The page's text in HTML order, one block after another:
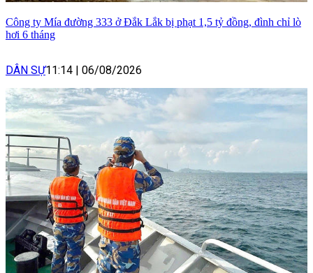
Công ty Mía đường 333 ở Đắk Lắk bị phạt 1,5 tỷ đồng, đình chỉ lò
hơi 6 tháng
DÂN SỰ11:14 06/08/2026